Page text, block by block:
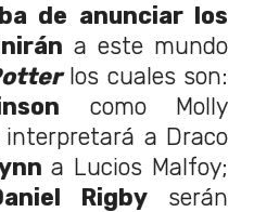
de anunciar los
a este mundo
los cuales son:
como Molly
interpretará a Draco
a Lucios Malfoy;
Rigby serán